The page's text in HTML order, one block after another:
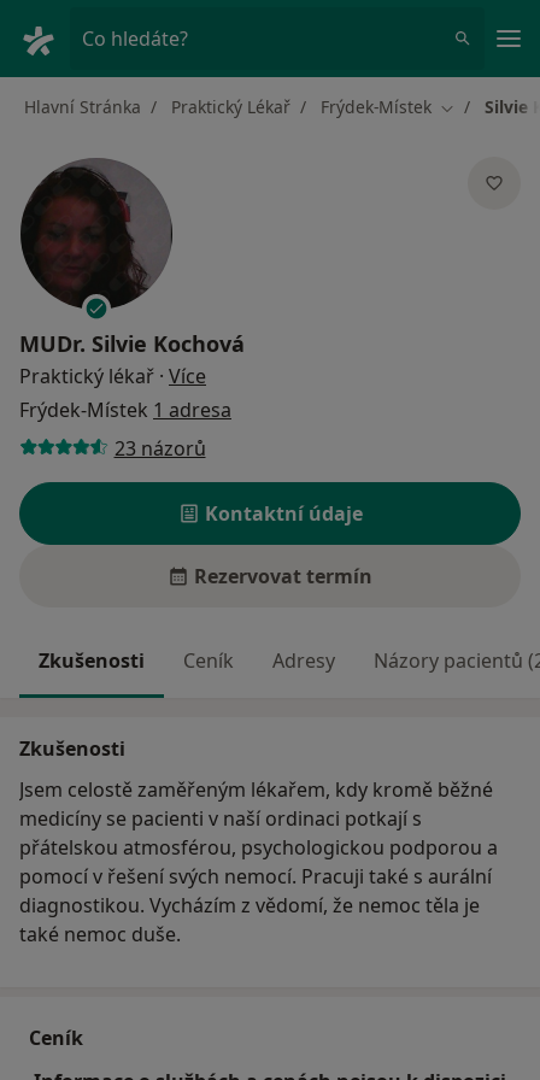
Co hledáte?
Hlavní Stránka Praktický Lékař Frýdek-Místek ZměnaSilvie
MUDr. Silvie Kochová
Praktický lékař · Více
Frýdek-Místek 1 adresa
23 názorů
Kontaktní údaje
Rezervovat termín
Zkušenosti Ceník Adresy Názory pacientů
Zkušenosti
Jsem celostě zaměřeným lékařem, kdy kromě běžné
medicíny se pacienti v naší ordinaci potkají s
přátelskou atmosférou, psychologickou podporou a
pomocí v řešení svých nemocí. Pracuji také s aurální
diagnostikou. Vycházím z vědomí, že nemoc těla je
také nemoc duše.
Ceník